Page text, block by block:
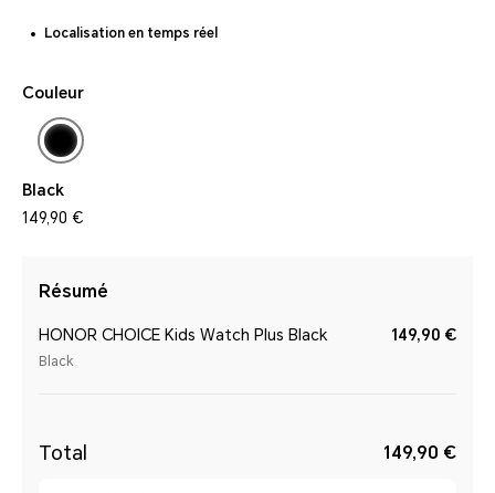
Localisation en temps réel
Couleur
Black
149,90 €
Résumé
HONOR CHOICE Kids Watch Plus Black
Black
149,90 €
Total 149,90 €